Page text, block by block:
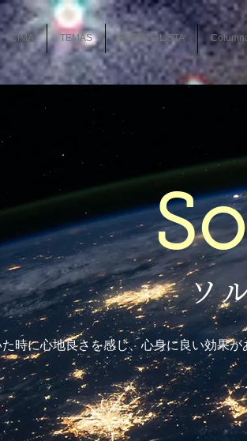
CIMA TEMAS ESPECIALISTA
ソ
時に心地良さを感じ、心身に良い効果